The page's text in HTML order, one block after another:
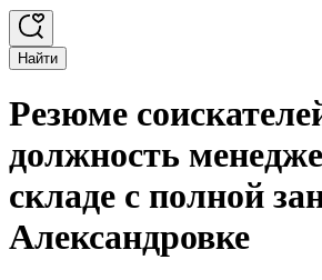
Найти
Резюме
должность
складе с полной
Александровке